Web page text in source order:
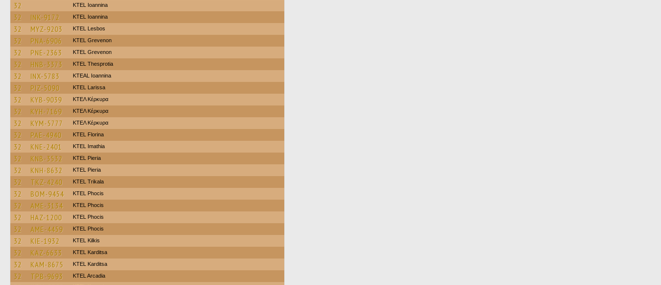
32 KTEL Ioannina
32 INK-9172 KTEL Ioannina
32 MYZ-9203 KTEL Lesbos
32 PNA-6906 ΚΤΕL Grevenon
32 PNE-2363 ΚΤΕL Grevenon
32 HNB-3373 KTEL Thesprotia
32 INX-5783 KTEAL Ioannina
32 PIZ-5090 KTEL Larissa
32 KYB-9039 ΚΤΕΛ Κέρκυρα
32 KYH-7169 ΚΤΕΛ Κέρκυρα
32 KYM-5777 ΚΤΕΛ Κέρκυρα
32 PAE-4940 KTEL Florina
32 KNE-2401 KTEL Imathia
32 KNB-3532 KTEL Pieria
32 KNH-8632 KTEL Pieria
32 TKZ-4240 ΚΤΕL Τrikala
32 BOM-9454 ΚΤΕL Phocis
32 AME-3134 ΚΤΕL Phocis
32 HAZ-1200 ΚΤΕL Phocis
32 AME-4459 ΚΤΕL Phocis
32 KIE-1932 KTEL Kilkis
32 KAZ-6633 ΚΤΕL Karditsa
32 KAM-8675 ΚΤΕL Karditsa
32 TPB-9693 KTEL Arcadia